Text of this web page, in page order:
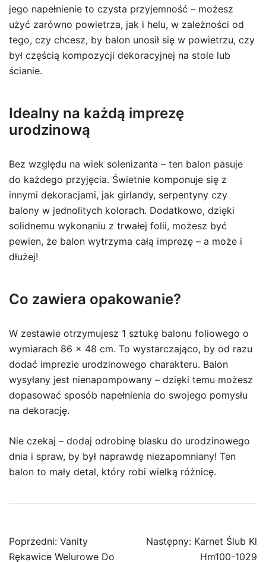
jego napełnienie to czysta przyjemność – możesz
użyć zarówno powietrza, jak i helu, w zależności od
tego, czy chcesz, by balon unosił się w powietrzu, czy
był częścią kompozycji dekoracyjnej na stole lub
ścianie.
Idealny na każdą imprezę
urodzinową
Bez względu na wiek solenizanta – ten balon pasuje
do każdego przyjęcia. Świetnie komponuje się z
innymi dekoracjami, jak girlandy, serpentyny czy
balony w jednolitych kolorach. Dodatkowo, dzięki
solidnemu wykonaniu z trwałej folii, możesz być
pewien, że balon wytrzyma całą imprezę – a może i
dłużej!
Co zawiera opakowanie?
W zestawie otrzymujesz 1 sztukę balonu foliowego o
wymiarach 86 x 48 cm. To wystarczająco, by od razu
dodać imprezie urodzinowego charakteru. Balon
wysyłany jest nienapompowany – dzięki temu możesz
dopasować sposób napełnienia do swojego pomysłu
na dekorację.
Nie czekaj – dodaj odrobinę blasku do urodzinowego
dnia i spraw, by był naprawdę niezapomniany! Ten
balon to mały detal, który robi wielką różnicę.
Nawigacja
wpisu
Poprzedni: Vanity
Rękawice Welurowe Do
Następny: Karnet Ślub Kl
Hm100-1029